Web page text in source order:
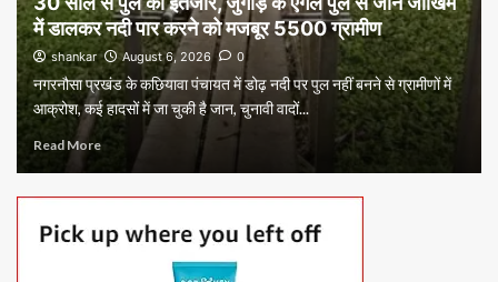
में डालकर नदी पार करने को मजबूर 5500 ग्रामीण
shankar August 6, 2026 0
नगरनौसा प्रखंड के कछियावा पंचायत में डोढ़ नदी पर पुल नहीं बनने से ग्रामीणों में
आक्रोश, कई हादसों में जा चुकी है जान, चुनावी वादों...
Read More